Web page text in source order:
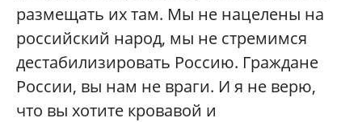
размещать их там. Мы не нацелены на
российский народ, мы не стремимся
дестабилизировать Россию. Граждане
России, вы нам не враги. И я не верю,
что вы хотите кровавой и